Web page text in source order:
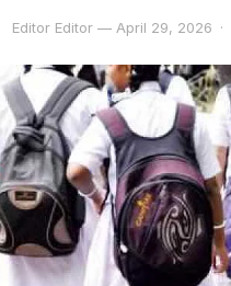
Editor Editor — April 29, 2026 ·